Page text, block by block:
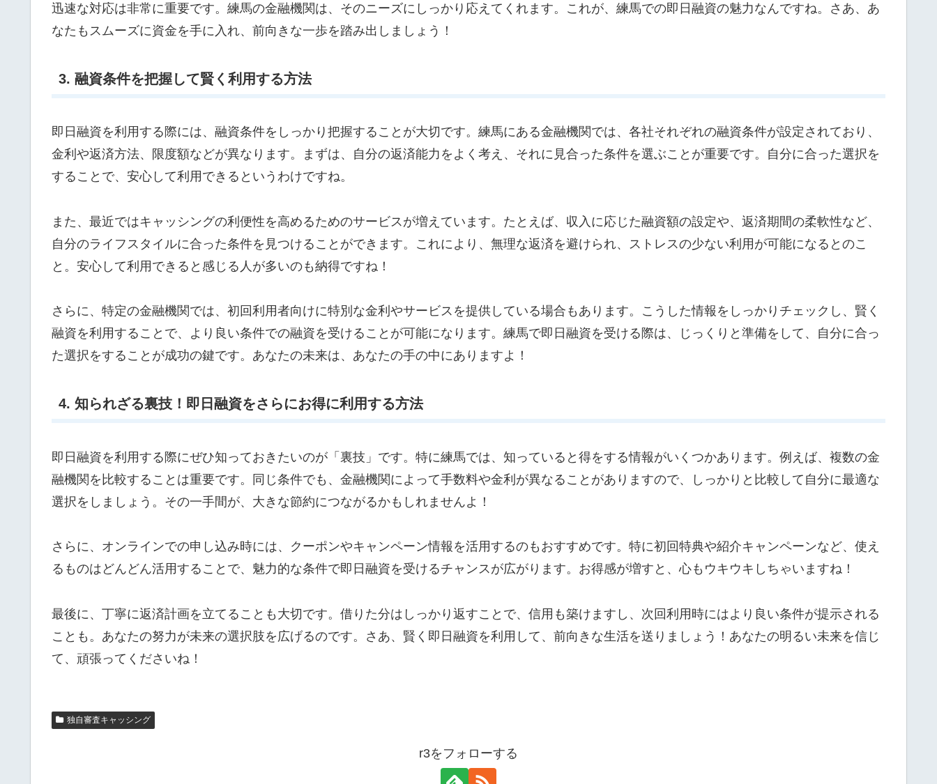
迅速な対応は非常に重要です。練馬の金融機関は、そのニーズにしっかり応えてくれます。これが、練馬での即日融資の魅力なんですね。さあ、あ
なたもスムーズに資金を手に入れ、前向きな一歩を踏み出しましょう！
3. 融資条件を把握して賢く利用する方法
即日融資を利用する際には、融資条件をしっかり把握することが大切です。練馬にある金融機関では、各社それぞれの融資条件が設定されており、
金利や返済方法、限度額などが異なります。まずは、自分の返済能力をよく考え、それに見合った条件を選ぶことが重要です。自分に合った選択を
することで、安心して利用できるというわけですね。
また、最近ではキャッシングの利便性を高めるためのサービスが増えています。たとえば、収入に応じた融資額の設定や、返済期間の柔軟性など、
自分のライフスタイルに合った条件を見つけることができます。これにより、無理な返済を避けられ、ストレスの少ない利用が可能になるとのこ
と。安心して利用できると感じる人が多いのも納得ですね！
さらに、特定の金融機関では、初回利用者向けに特別な金利やサービスを提供している場合もあります。こうした情報をしっかりチェックし、賢く
融資を利用することで、より良い条件での融資を受けることが可能になります。練馬で即日融資を受ける際は、じっくりと準備をして、自分に合っ
た選択をすることが成功の鍵です。あなたの未来は、あなたの手の中にありますよ！
4. 知られざる裏技！即日融資をさらにお得に利用する方法
即日融資を利用する際にぜひ知っておきたいのが「裏技」です。特に練馬では、知っていると得をする情報がいくつかあります。例えば、複数の金
融機関を比較することは重要です。同じ条件でも、金融機関によって手数料や金利が異なることがありますので、しっかりと比較して自分に最適な
選択をしましょう。その一手間が、大きな節約につながるかもしれませんよ！
さらに、オンラインでの申し込み時には、クーポンやキャンペーン情報を活用するのもおすすめです。特に初回特典や紹介キャンペーンなど、使え
るものはどんどん活用することで、魅力的な条件で即日融資を受けるチャンスが広がります。お得感が増すと、心もウキウキしちゃいますね！
最後に、丁寧に返済計画を立てることも大切です。借りた分はしっかり返すことで、信用も築けますし、次回利用時にはより良い条件が提示される
ことも。あなたの努力が未来の選択肢を広げるのです。さあ、賢く即日融資を利用して、前向きな生活を送りましょう！あなたの明るい未来を信じ
て、頑張ってくださいね！
独自審査キャッシング
r3をフォローする